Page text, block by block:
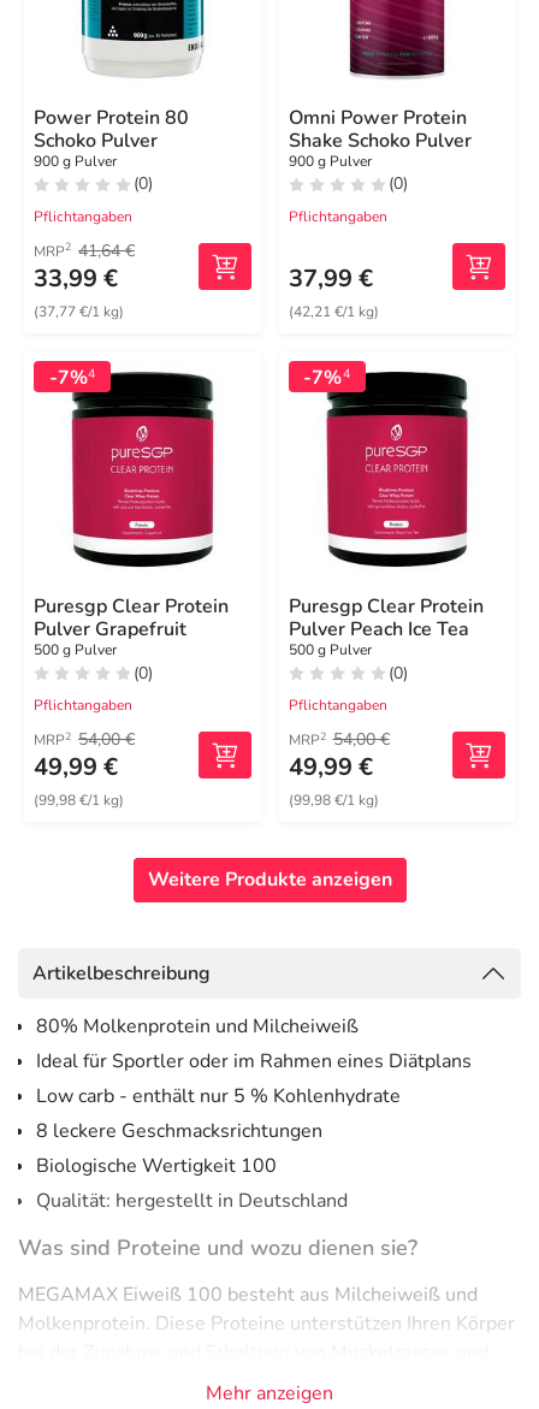
Power Protein 80
Schoko Pulver
900 g Pulver
(0)
Pflichtangaben
MRP2 41,64 €
33,99 €
(37,77 €/1 kg)
Omni Power Protein
Shake Schoko Pulver
900 g Pulver
(0)
Pflichtangaben
37,99 €
(42,21 €/1 kg)
-7%4
Puresgp Clear Protein
Pulver Grapefruit
500 g Pulver
(0)
Pflichtangaben
MRP2 54,00 €
49,99 €
(99,98 €/1 kg)
-7%4
Puresgp Clear Protein
Pulver Peach Ice Tea
500 g Pulver
(0)
Pflichtangaben
MRP2 54,00 €
49,99 €
(99,98 €/1 kg)
Weitere Produkte anzeigen
Artikelbeschreibung
80% Molkenprotein und Milcheiweiß
Ideal für Sportler oder im Rahmen eines Diätplans
Low carb - enthält nur 5 % Kohlenhydrate
8 leckere Geschmacksrichtungen
Biologische Wertigkeit 100
Qualität: hergestellt in Deutschland
Was sind Proteine und wozu dienen sie?
MEGAMAX Eiweiß 100 besteht aus Milcheiweiß und
Molkenprotein. Diese Proteine unterstützen Ihren Körper
tragen auch zu einer Erhaltung normaler Knochen bei.
Mehr anzeigen